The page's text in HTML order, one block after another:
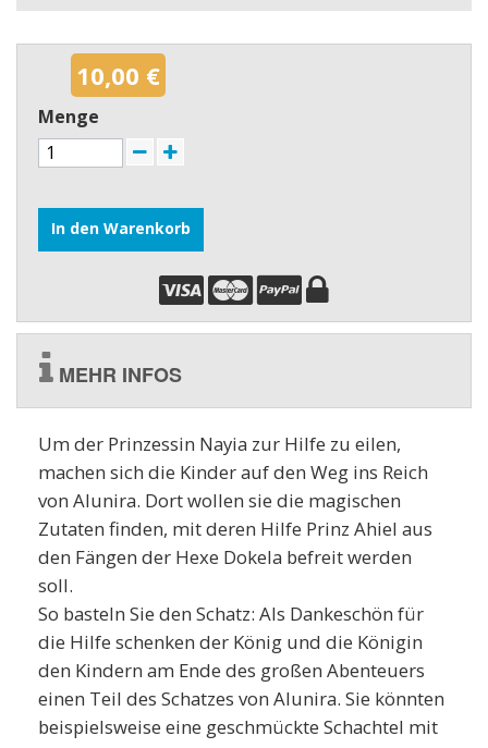
10,00 €
Menge
In den Warenkorb
MEHR INFOS
Um der Prinzessin Nayia zur Hilfe zu eilen,
machen sich die Kinder auf den Weg ins Reich
von Alunira. Dort wollen sie die magischen
Zutaten finden, mit deren Hilfe Prinz Ahiel aus
den Fängen der Hexe Dokela befreit werden
soll.
So basteln Sie den Schatz: Als Dankeschön für
die Hilfe schenken der König und die Königin
den Kindern am Ende des großen Abenteuers
einen Teil des Schatzes von Alunira. Sie könnten
beispielsweise eine geschmückte Schachtel mit